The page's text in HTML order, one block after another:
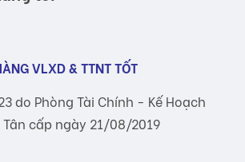
VLXD & TTNT TỐT
do Phòng Tài Chính - Kế Hoạch
Tân cấp ngày 21/08/2019